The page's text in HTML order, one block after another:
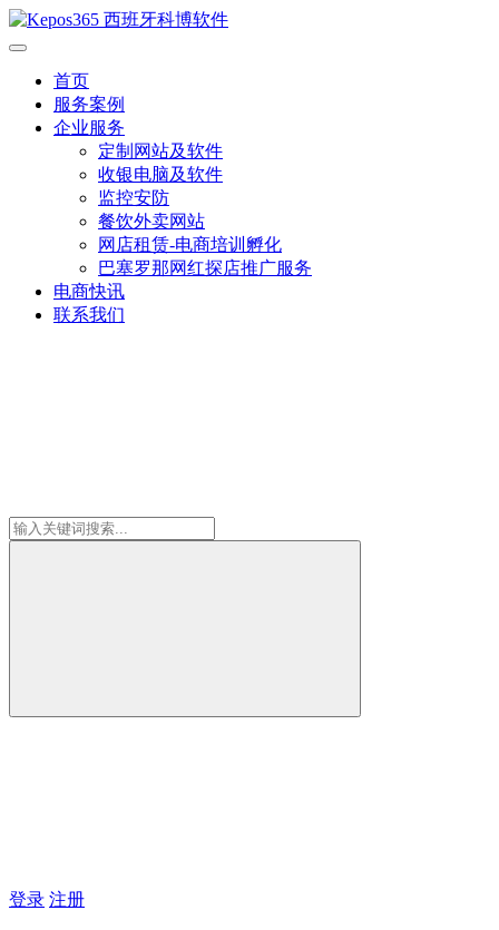
首页
服务案例
企业服务
定制网站及软件
收银电脑及软件
监控安防
餐饮外卖网站
网店租赁-电商培训孵化
巴塞罗那网红探店推广服务
电商快讯
联系我们
登录 注册